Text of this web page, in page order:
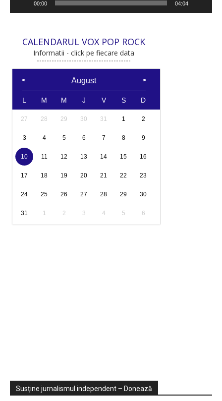
00:00 04:04
CALENDARUL VOX POP ROCK
Informatii - click pe fiecare data
August
L M M J V S D
27 28 29 30 31 1 2
3 4 5 6 7 8 9
10 11 12 13 14 15 16
17 18 19 20 21 22 23
24 25 26 27 28 29 30
31 1 2 3 4 5 6
Sondaje
Video
Susține jurnalismul independent – Donează